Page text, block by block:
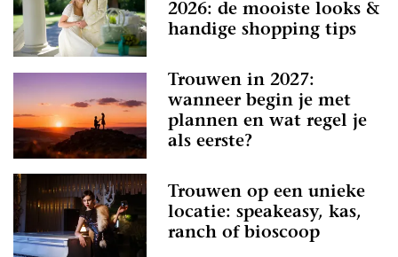
2026: de mooiste looks &
handige shopping tips
Trouwen in 2027:
wanneer begin je met
plannen en wat regel je
als eerste?
Trouwen op een unieke
locatie: speakeasy, kas,
ranch of bioscoop